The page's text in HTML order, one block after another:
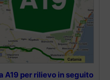
per rilievo in seguito